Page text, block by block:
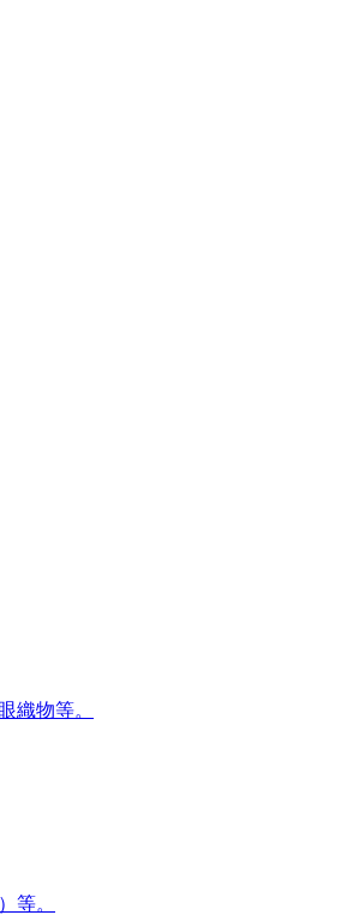
織物等。
等。